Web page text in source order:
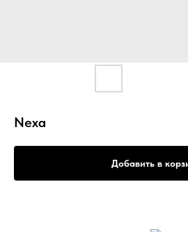
Nexa
Добавить в